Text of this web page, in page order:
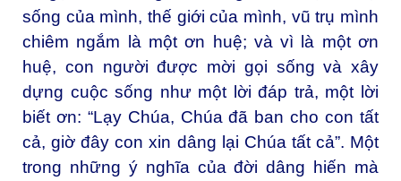
sống của mình, thế giới của mình, vũ trụ mình
chiêm ngắm là một ơn huệ; và vì là một ơn
huệ, con người được mời gọi sống và xây
dựng cuộc sống như một lời đáp trả, một lời
biết ơn: “Lạy Chúa, Chúa đã ban cho con tất
cả, giờ đây con xin dâng lại Chúa tất cả”. Một
trong những ý nghĩa của đời dâng hiến mà